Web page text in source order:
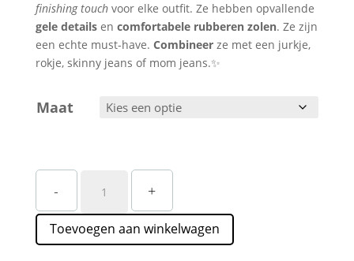
finishing touchvoor elke outfit. Ze hebben opvallende
gele detailsen comfortabele rubberen zolen. Ze zijn
een echte must-have. Combineerze met een jurkje,
rokje, skinny jeans of mom jeans.✨
Maat
-
Doc
Boots
Dames
Straatstijl
+
Toevoegen aan winkelwagen